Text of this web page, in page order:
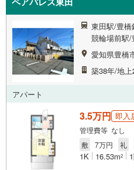
東田駅/豊橋
競輪場前駅/
愛知県豊橋
築38年/地
アパート
3.5万円 即入
管理費等 なし
敷
7万円 礼
1K 16.53m2